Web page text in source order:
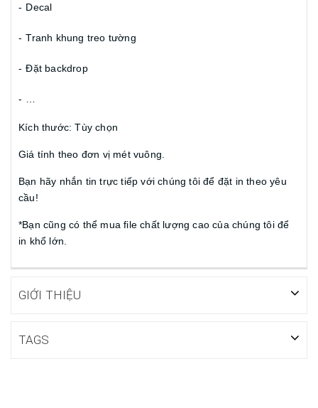
- Decal
- Tranh khung treo tường
- Đặt backdrop
-
Kích thước: Tùy chọn
Giá tính theo đơn vị mét vuông.
Bạn hãy nhắn tin trực tiếp với chúng tôi để đặt in theo yêu
cầu!
*Bạn cũng có thể mua file chất lượng cao của chúng tôi để
in khổ lớn.
GIỚI THIỆU
TAGS